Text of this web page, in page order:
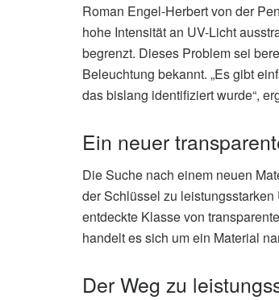
Roman Engel-Herbert von der
hohe Intensität an UV-Licht
begrenzt. Dieses Problem sei
Beleuchtung bekannt. „Es gibt
das bislang identifiziert wurde“,
Ein neuer
Die Suche nach einem neuen
der Schlüssel zu
entdeckte Klasse von
handelt es sich um ein Material
Der Weg zu